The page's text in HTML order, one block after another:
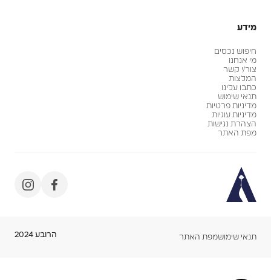
מידע
חיפוש נכסים
מי אנחנו
צור/י קשר
המלצות
כתבו עלינו
תנאי שימוש
מדיניות פרטיות
מדיניות עוגיות
הצהרת נגישות
מפת האתר
תנאי שימושמפת האתר הרובע 2024